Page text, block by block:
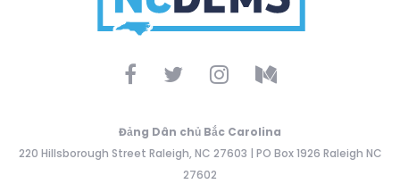
Đảng Dân chủ Bắc Carolina
220 Hillsborough Street Raleigh, NC 27603 | PO Box 1926 Raleigh NC
27602